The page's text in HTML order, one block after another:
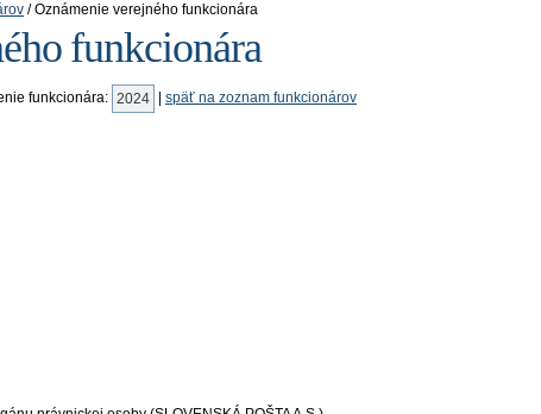
Oznámenie verejného funkcionára
funkcionára
funkcionára:
späť na zoznam funkcionárov